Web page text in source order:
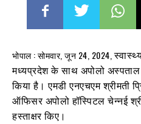
भोपाल : सोमवार, जून 24, 2024,
मध्यप्रदेश के साथ अपोलो
किया है। एमडी एनएचएम श्रीमती
ऑफिसर अपोलो हॉस्पिटल चेन्नई
हस्ताक्षर किए।